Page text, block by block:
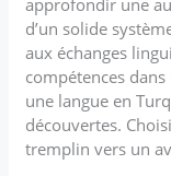
d’un solide
aux échanges
compétences
une langue en
découvertes.
tremplin vers un